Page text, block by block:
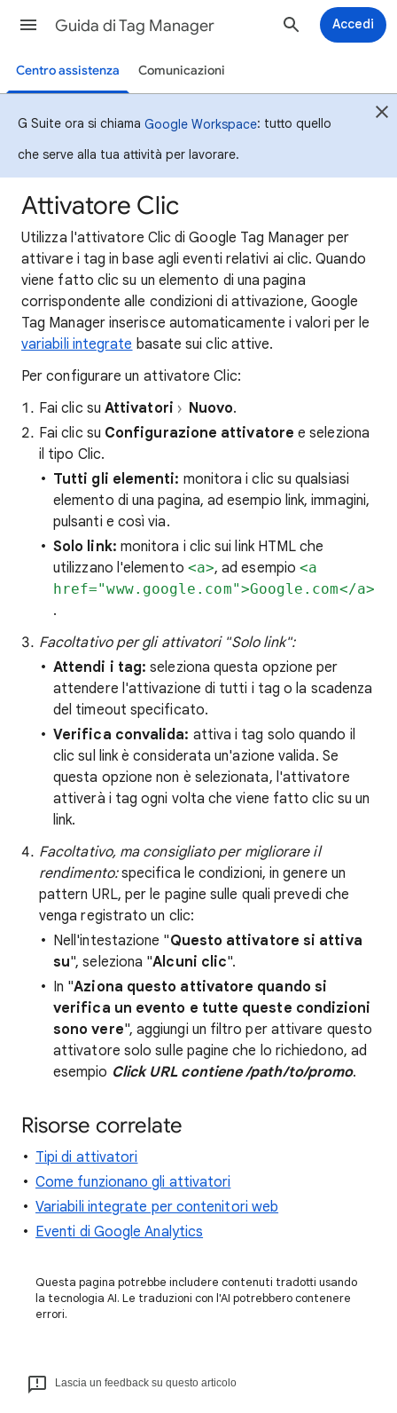
Guida di Tag Manager Accedi
Centro assistenza Comunicazioni
G Suite ora si chiama Google Workspace: tutto quello
che serve alla tua attività per lavorare.
Attivatore Clic
Utilizza l'attivatore Clic di Google Tag Manager per
attivare i tag in base agli eventi relativi ai clic. Quando
viene fatto clic su un elemento di una pagina
corrispondente alle condizioni di attivazione, Google
Tag Manager inserisce automaticamente i valori per le
variabili integrate basate sui clic attive.
Per configurare un attivatore Clic:
Fai clic su Attivatori Nuovo.
Fai clic su Configurazione attivatore e seleziona
il tipo Clic.
Tutti gli elementi: monitora i clic su qualsiasi
elemento di una pagina, ad esempio link, immagini,
pulsanti e così via.
Solo link: monitora i clic sui link HTML che
utilizzano l'elemento <a>, ad esempio<a
href="www.google.com">Google.com</a>
.
Facoltativo per gli attivatori "Solo link":
Attendi i tag: seleziona questa opzione per
attendere l'attivazione di tutti i tag o la scadenza
del timeout specificato.
Verifica convalida: attiva i tag solo quando il
clic sul link è considerata un'azione valida. Se
questa opzione non è selezionata, l'attivatore
attiverà i tag ogni volta che viene fatto clic su un
link.
Facoltativo, ma consigliato per migliorare il
rendimento:specifica le condizioni, in genere un
pattern URL, per le pagine sulle quali prevedi che
venga registrato un clic:
Nell'intestazione "Questo attivatore si attiva
su", seleziona "Alcuni clic".
In "Aziona questo attivatore quando si
verifica un evento e tutte queste condizioni
sono vere", aggiungi un filtro per attivare questo
attivatore solo sulle pagine che lo richiedono, ad
esempio Click URL contiene /path/to/promo.
Risorse correlate
Tipi di attivatori
Come funzionano gli attivatori
Variabili integrate per contenitori web
Eventi di Google Analytics
Questa pagina potrebbe includere contenuti tradotti usando
la tecnologia AI. Le traduzioni con l'AI potrebbero contenere
errori.
Lascia un feedback su questo articolo